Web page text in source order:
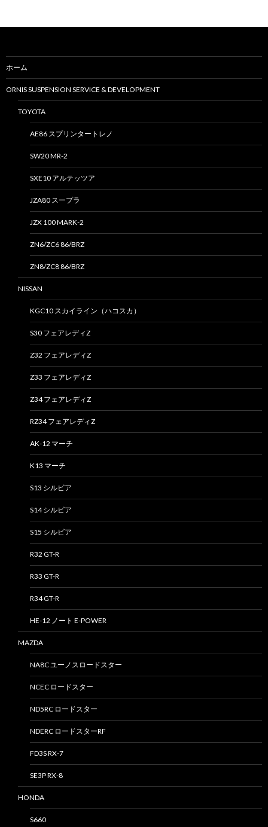
ホーム
ORNIS SUSPENSION SERVICE & DEVELOPMENT
TOYOTA
AE86 スプリンタートレノ
SW20 MR-2
SXE10 アルテッツア
JZA80 スープラ
JZX 100 MARK-2
ZN6/ZC6 86/BRZ
ZN8/ZC8 86/BRZ
NISSAN
KGC10 スカイライン（ハコスカ）
S30 フェアレディZ
Z32 フェアレディZ
Z33 フェアレディZ
Z34 フェアレディZ
RZ34 フェアレディZ
AK-12 マーチ
K13 マーチ
S13 シルビア
S14 シルビア
S15 シルビア
R32 GT-R
R33 GT-R
R34 GT-R
HE-12 ノート E-POWER
MAZDA
NA8C ユーノスロードスター
NCEC ロードスター
ND5RC ロードスター
NDERC ロードスターRF
FD3S RX-7
SE3P RX-8
HONDA
S660